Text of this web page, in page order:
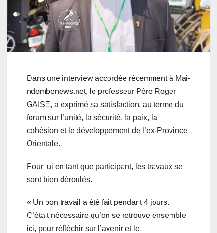
Dans une interview accordée récemment à Mai-
ndombenews.net, le professeur Père Roger
GAISE, a exprimé sa satisfaction, au terme du
forum sur l’unité, la sécurité, la paix, la
cohésion et le développement de l’ex-Province
Orientale.
Pour lui en tant que participant, les travaux se
sont bien déroulés.
« Un bon travail a été fait pendant 4 jours.
C’était nécessaire qu’on se retrouve ensemble
ici, pour réfléchir sur l’avenir et le